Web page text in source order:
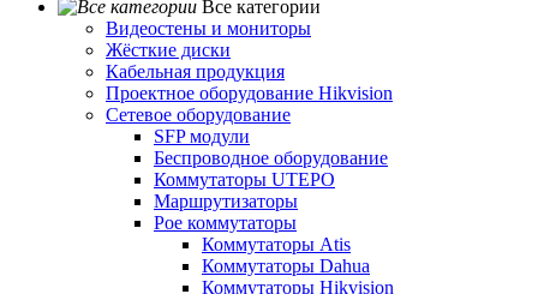
Все категории
Видеостены и мониторы
Жёсткие диски
Кабельная продукция
Проектное оборудование Hikvision
Сетевое оборудование
SFP модули
Беспроводное оборудование
Коммутаторы UTEPO
Маршрутизаторы
Poe коммутаторы
Коммутаторы Atis
Коммутаторы Dahua
Коммутаторы Hikvision